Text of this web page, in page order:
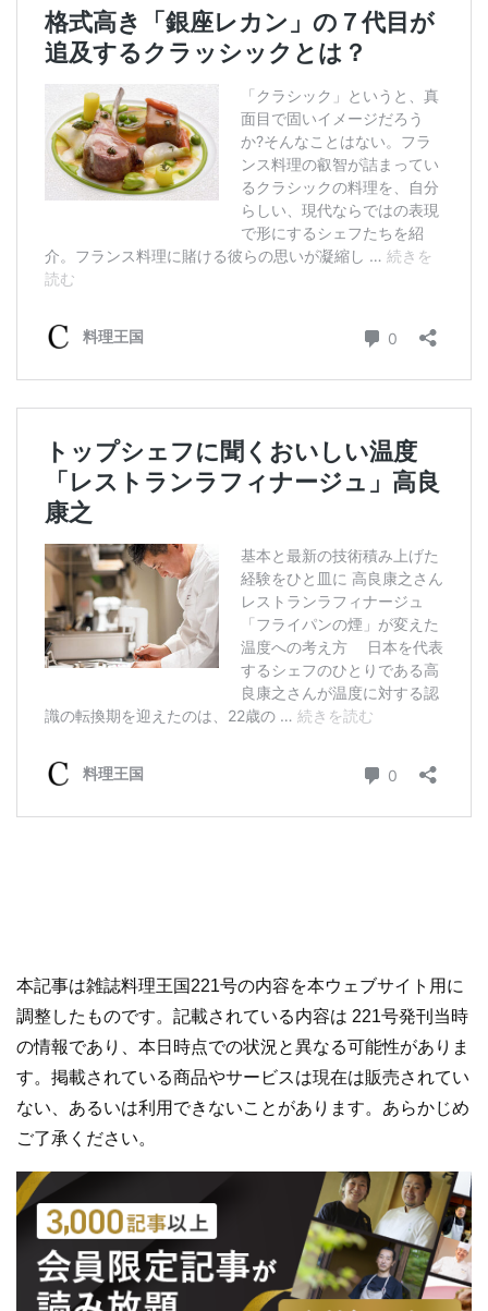
本記事は雑誌料理王国221号の内容を本ウェブサイト用に
調整したものです。記載されている内容は 221号発刊当時
の情報であり、本日時点での状況と異なる可能性がありま
す。掲載されている商品やサービスは現在は販売されてい
ない、あるいは利用できないことがあります。あらかじめ
ご了承ください。